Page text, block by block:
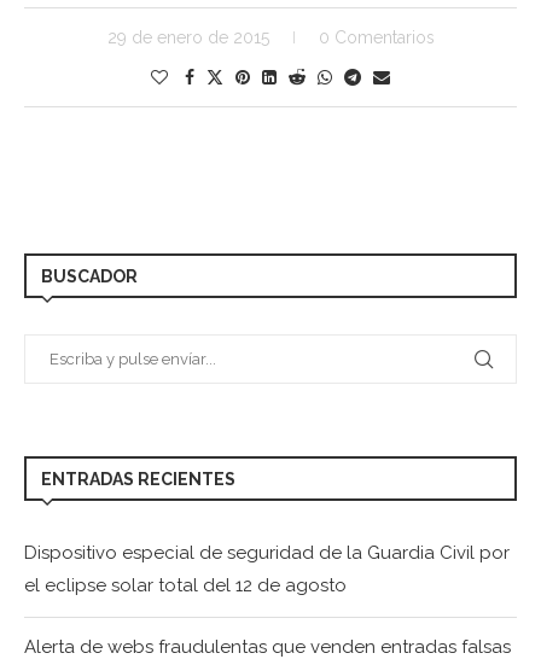
29 de enero de 2015 0 Comentarios
BUSCADOR
ENTRADAS RECIENTES
Dispositivo especial de seguridad de la Guardia Civil por
el eclipse solar total del 12 de agosto
Alerta de webs fraudulentas que venden entradas falsas